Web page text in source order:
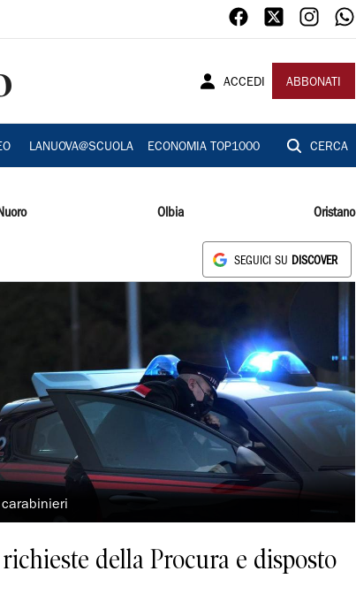
ACCEDI ABBONATI
LANUOVA@SCUOLA ECONOMIA TOP1000 CERCA
Olbia Oristano
SEGUICI SU DISCOVER
della Procura e disposto